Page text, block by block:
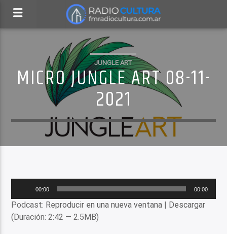
JUNGLE ART
MICRO JUNGLE ART 08-11-
2021
audio
00:00 00:00
Podcast: Reproducir en una nueva ventana | Descargar
(Duración: 2:42 — 2.5MB)